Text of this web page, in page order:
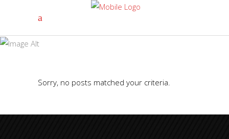
Sorry, no posts matched your criteria.